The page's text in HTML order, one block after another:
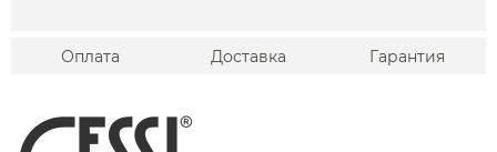
Оплата Доставка Гарантия